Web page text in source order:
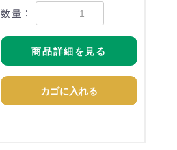
数量：
商品詳細を見る
カゴに入れる